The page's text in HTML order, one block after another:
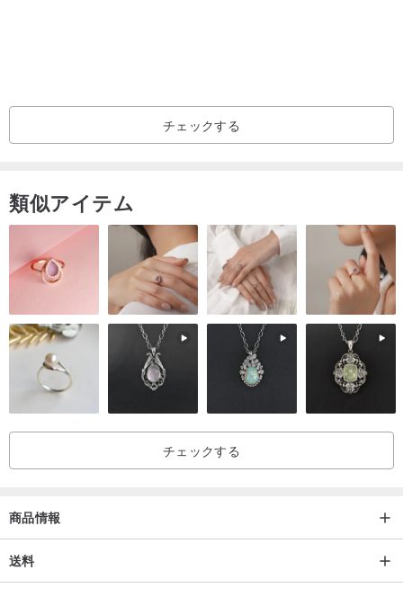
感情的な緊張を和らげ、人間関係における理解と親密さを促進する
⟡ シラー効果（アデュラレッセンス）
表面を丁寧に丸く研磨すると、角度を変えるたびに流れるような青
い輝きが現れます。
これは高品質なムーンストーンの重要な特徴です。
⟡ 主な産地
スリランカ、インド
作品の細部をお見せするため、マクロ撮影を採用しています。
サイズ表示を基準とし、想像でのご購入はお控えください。
されています。
や微小な鉱物欠けなど、ユニークな模様や特徴があります。
一つとして同じ形のない、それぞれの表情は、地球が与えた自然な
チェックする
類似アイテム
チェックする
商品情報
送料